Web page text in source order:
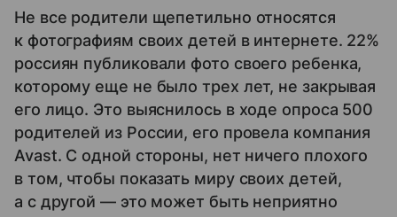
Не все родители щепетильно относятся
к фотографиям своих детей в интернете. 22%
россиян публиковали фото своего ребенка,
которому еще не было трех лет, не закрывая
его лицо. Это выяснилось в ходе опроса 500
родителей из России, его провела компания
Avast. С одной стороны, нет ничего плохого
в том, чтобы показать миру своих детей,
а с другой — это может быть неприятно